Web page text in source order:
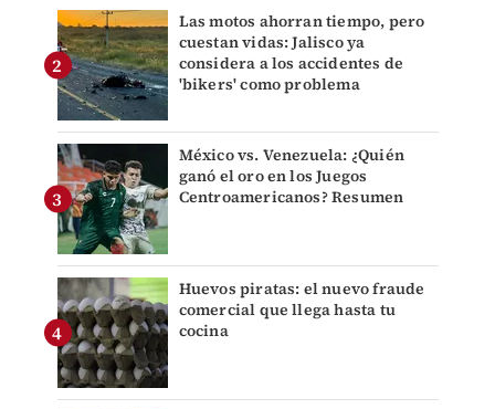
Las motos ahorran tiempo, pero
cuestan vidas: Jalisco ya
considera a los accidentes de
'bikers' como problema
México vs. Venezuela: ¿Quién
ganó el oro en los Juegos
Centroamericanos? Resumen
Huevos piratas: el nuevo fraude
comercial que llega hasta tu
cocina